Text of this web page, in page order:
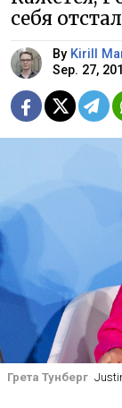
себя
By Kirill
Sep. 27,
Грета Тунберг